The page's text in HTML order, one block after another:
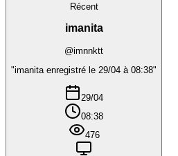
Récent
imanita
@imnnktt
"imanita enregistré le 29/04 à 08:38"
29/04
08:38
476